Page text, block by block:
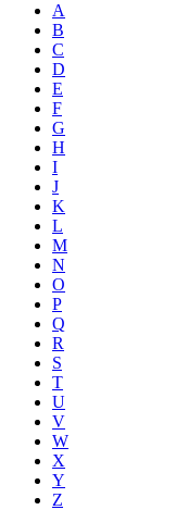
A
B
C
D
E
F
G
H
I
J
K
L
M
N
O
P
Q
R
S
T
U
V
W
X
Y
Z